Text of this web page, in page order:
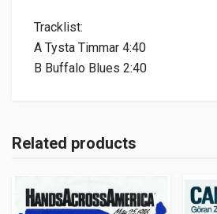
Tracklist:
A Tysta Timmar 4:40
B Buffalo Blues 2:40
Related products